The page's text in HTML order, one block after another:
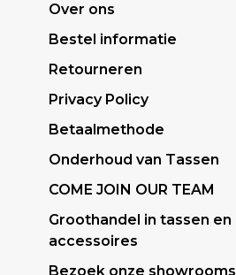
Over ons
Bestel informatie
Retourneren
Privacy Policy
Betaalmethode
Onderhoud van Tassen
COME JOIN OUR TEAM
Groothandel in tassen en
accessoires
Bezoek onze showrooms